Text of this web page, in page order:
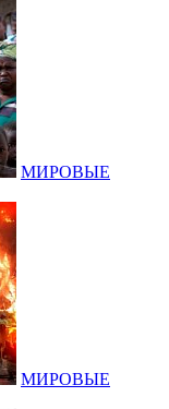
МИРОВЫЕ
МИРОВЫЕ